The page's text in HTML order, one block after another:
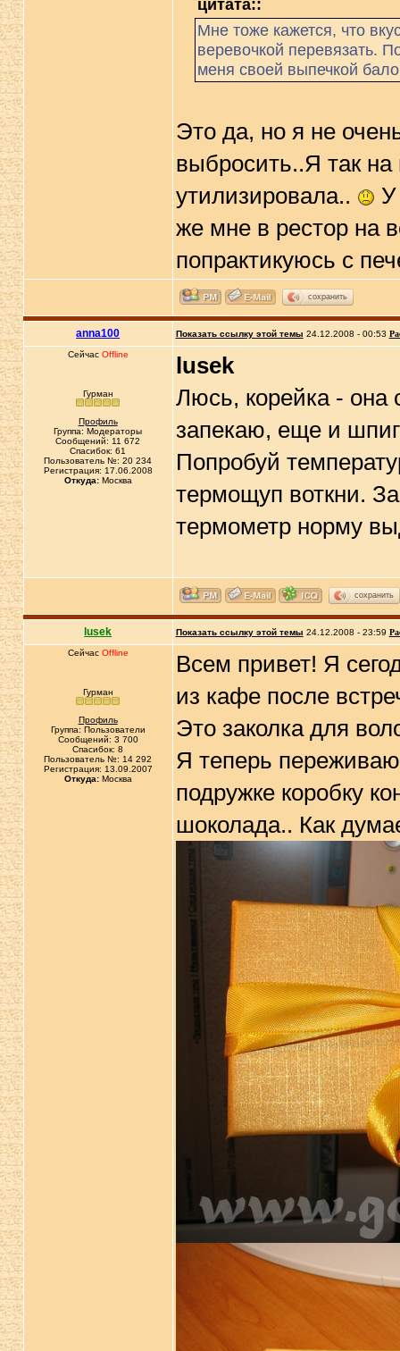
цитата::
Мне тоже кажется, что
веревочкой перевязать.
меня своей выпечкой
Это да, но я не
выбросить..Я так
утилизировала..
У
же мне в рестор на
попрактикуюсь с
сохранить
anna100 Показать ссылку этой темы 24.12.2008 - 00:53
Сейчас Offline
Гурман
Профиль
Группа: Модераторы
Сообщений: 11 672
Спасибок: 61
Пользователь №: 20 234
Регистрация: 17.06.2008
Откуда:Москва
lusek
Люсь, корейка -
запекаю, еще и
Попробуй
термощуп воткни.
термометр норму
сохранить
lusek Показать ссылку этой темы 24.12.2008 - 23:59
Сейчас Offline
Гурман
Профиль
Группа: Пользователи
Сообщений: 3 700
Спасибок: 8
Пользователь №: 14 292
Регистрация: 13.09.2007
Откуда:Москва
Всем привет! Я
из кафе после
Это заколка для
Я теперь
подружке коробку
шоколада.. Как